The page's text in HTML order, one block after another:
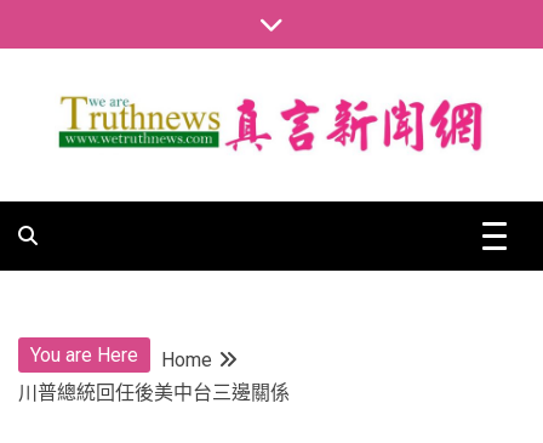
to
真言新聞網
You are Here
Home
川普總統回任後美中台三邊關係